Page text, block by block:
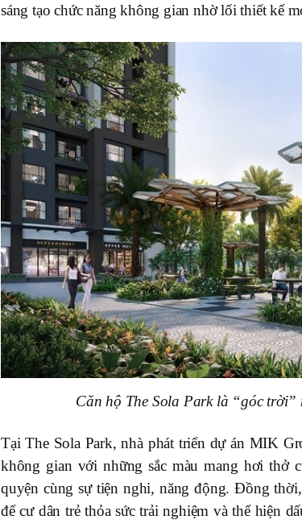
sáng tạo chức năng không gian nhờ lối thiết kế
Căn hộ The Sola Park là “góc
Tại The Sola Park, nhà phát triển dự án MIK
không gian với những sắc màu mang hơi thở
quyện cùng sự tiện nghi, năng động. Đồng
để cư dân trẻ thỏa sức trải nghiệm và thể hiện